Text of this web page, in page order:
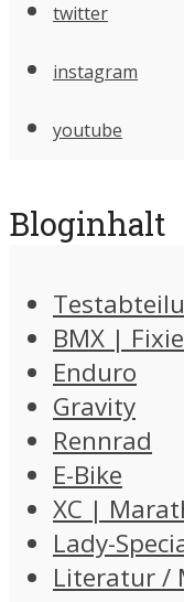
twitter
instagram
youtube
Bloginhalt
BMX |
Enduro
Gravity
Rennrad
E-Bike
XC |
Lady-
Literatur /